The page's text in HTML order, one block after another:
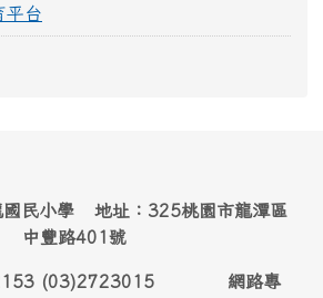
平台
國民小學 地址：325桃園市龍潭區
中豐路401號
(03)2723015 網路專